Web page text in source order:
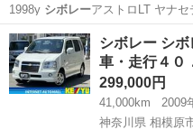
1998y シボレーアストロLT ヤナセ
北海道 札幌市 あいの里公
シボレー シ
車・走行４
299,000円
41,000km
2009
神奈川県 相模原